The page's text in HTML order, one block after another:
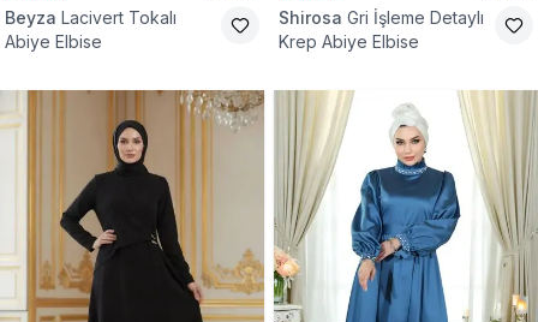
Beyza Lacivert Tokalı
Abiye Elbise
Shirosa Gri İşleme Detaylı
Krep Abiye Elbise